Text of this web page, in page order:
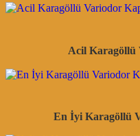
Acil Karagöllü
En İyi Karagöllü